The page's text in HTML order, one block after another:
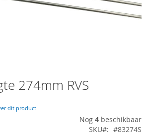
274mm RVS
dit product
Nog 4 beschikbaar
SKU
#83274S